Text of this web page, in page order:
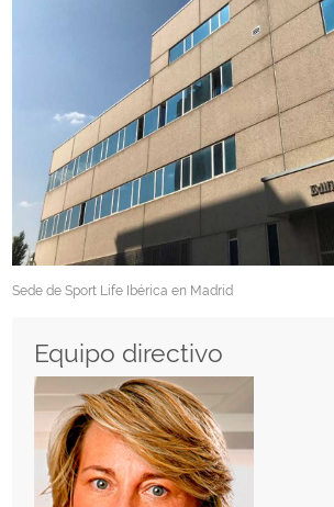
Sede de Sport Life Ibérica en Madrid
Equipo directivo